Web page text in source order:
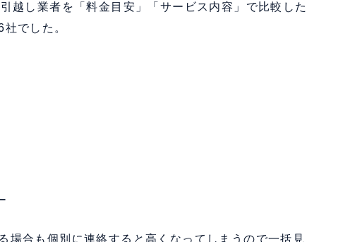
越し業者を「料金目安」「サービス内容」で比較した
でした。
場合も個別に連絡すると高くなってしまうので一括見